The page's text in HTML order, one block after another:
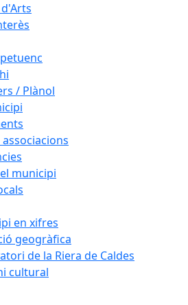
/ Plànol
municipi
en xifres
geogràfica
de la Riera de Caldes
cultural